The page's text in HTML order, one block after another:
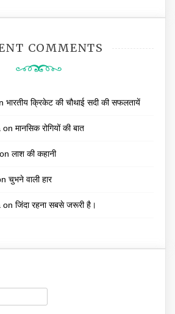
COMMENTS
भारतीय क्रिकेट की चौथाई सदी की सफलतायें
on मानसिक रोगियों की बात
on लाश की कहानी
चुभने वाली हार
on जिंदा रहना सबसे जरूरी है।